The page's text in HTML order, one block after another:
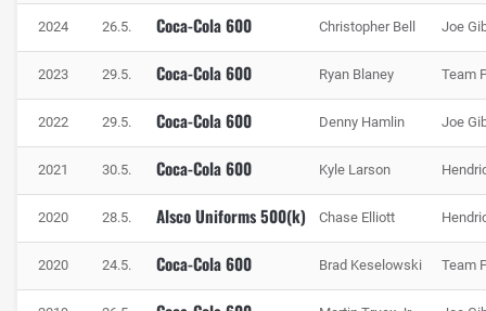
2024 26.5. Coca-Cola 600 Christopher Bell Joe
2023 29.5. Coca-Cola 600 Ryan Blaney Team
2022 29.5. Coca-Cola 600 Denny Hamlin Joe
2021 30.5. Coca-Cola 600 Kyle Larson
2020 28.5. Alsco Uniforms 500(k) Chase Elliott
2020 24.5. Coca-Cola 600 Brad Keselowski Team